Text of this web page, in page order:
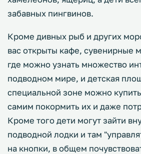
забавных пингвинов.
Кроме дивных рыб и других
вас открыты кафе, сувенирные
где можно узнать множество
подводном мире, и детская
специальной зоне можно
самим покормить их и даже
Кроме того дети могут зайти
подводной лодки и там
на кнопки, в общем